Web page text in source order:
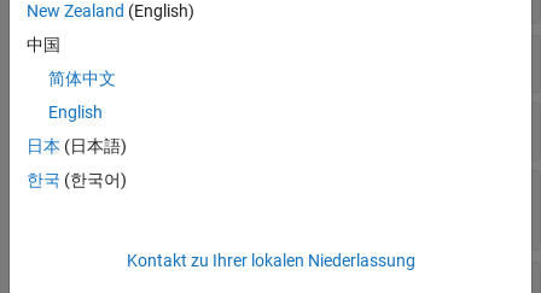
Protokollieren mit
Transformationen mithilfe von
New Zealand (English)
中国
简体中文
English
日本 (日本語)
한국 (한국어)
Kontakt zu Ihrer lokalen Niederlassung